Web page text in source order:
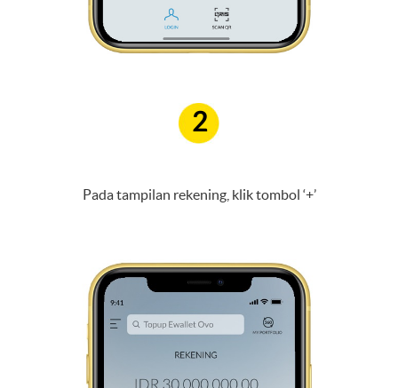
2
Pada tampilan rekening, klik tombol ‘+’